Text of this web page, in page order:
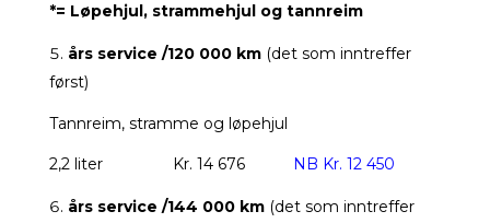
*= Løpehjul, strammehjul og tannreim
års service /120 000 km (det som inntreffer
først)
Tannreim, stramme og løpehjul
2,2 liter Kr. 14 676 NB Kr. 12 450
års service /144 000 km (det som inntreffer